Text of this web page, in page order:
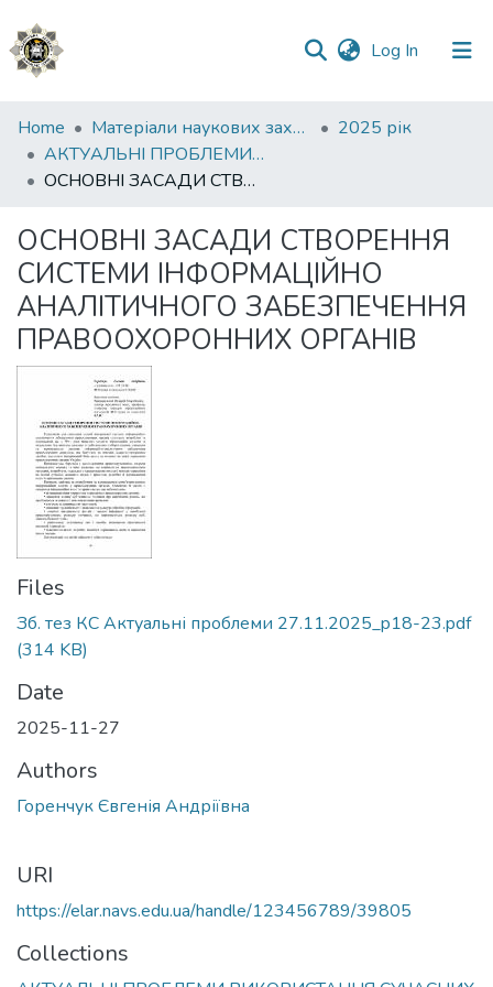
Log In (current)
Communities
&
Collections
Statistics
Home Матеріали наукових заходів
2025 рік
АКТУАЛЬНІ ПРОБЛЕМИ ВИКОРИСТАННЯ СУЧАСНИХ ІНФОРМАЦІЙНИХ ТЕХНОЛОГІЙ В ПРАВІ ТА ПСИХОЛОГІЇ ТА ШЛЯХИ ЇХ ВИРІШЕННЯ
ОСНОВНІ ЗАСАДИ СТВОРЕННЯ СИСТЕМИ ІНФОРМАЦІЙНО АНАЛІТИЧНОГО ЗАБЕЗПЕЧЕННЯ ПРАВООХОРОННИХ ОРГАНІВ
ОСНОВНІ ЗАСАДИ СТВОРЕННЯ
СИСТЕМИ ІНФОРМАЦІЙНО
АНАЛІТИЧНОГО ЗАБЕЗПЕЧЕННЯ
ПРАВООХОРОННИХ ОРГАНІВ
Files
Зб. тез КС Актуальні проблеми 27.11.2025_p18-23.pdf
(314 KB)
Date
2025-11-27
Authors
Горенчук Євгенія Андріївна
URI
https://elar.navs.edu.ua/handle/123456789/39805
Collections